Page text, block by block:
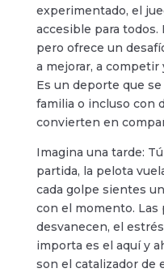
experimentado, el
accesible para todos.
pero ofrece un
a mejorar, a
Es un deporte que
familia o incluso con
convierten en
Imagina una tarde:
partida, la pelota
cada golpe sientes
con el momento. Las
desvanecen, el
importa es el aquí y
son el catalizador de